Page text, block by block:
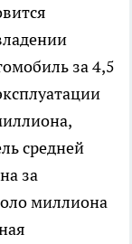
за 4,5
средней
за
миллиона